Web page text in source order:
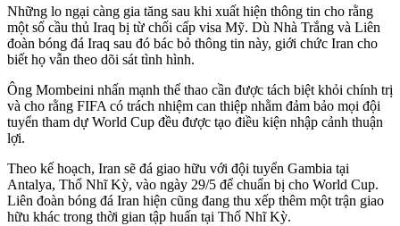
Những lo ngại càng gia tăng sau khi xuất hiện thông tin cho rằng
một số cầu thủ Iraq bị từ chối cấp visa Mỹ. Dù Nhà Trắng và Liên
đoàn bóng đá Iraq sau đó bác bỏ thông tin này, giới chức Iran cho
biết họ vẫn theo dõi sát tình hình.
Ông Mombeini nhấn mạnh thể thao cần được tách biệt khỏi chính trị
và cho rằng FIFA có trách nhiệm can thiệp nhằm đảm bảo mọi đội
tuyển tham dự World Cup đều được tạo điều kiện nhập cảnh thuận
lợi.
Theo kế hoạch, Iran sẽ đá giao hữu với đội tuyển Gambia tại
Antalya, Thổ Nhĩ Kỳ, vào ngày 29/5 để chuẩn bị cho World Cup.
Liên đoàn bóng đá Iran hiện cũng đang thu xếp thêm một trận giao
hữu khác trong thời gian tập huấn tại Thổ Nhĩ Kỳ.